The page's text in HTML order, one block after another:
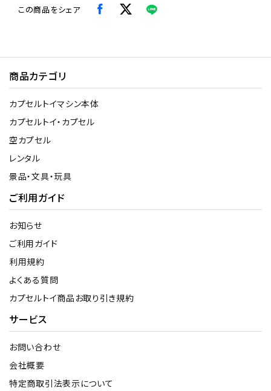
この商品をシェア
商品カテゴリ
カプセルトイマシン本体
カプセルトイ・カプセル
空カプセル
レンタル
景品・文具・玩具
ご利用ガイド
お知らせ
ご利用ガイド
利用規約
よくある質問
カプセルトイ商品お取り引き規約
サービス
お問い合わせ
会社概要
特定商取引法表示について